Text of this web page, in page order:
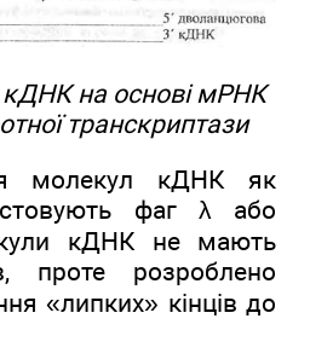
кДНК на основі мРНК
транскриптази
молекул кДНК як
фаг λ або
кДНК не мають
проте розроблено
«липких» кінців до